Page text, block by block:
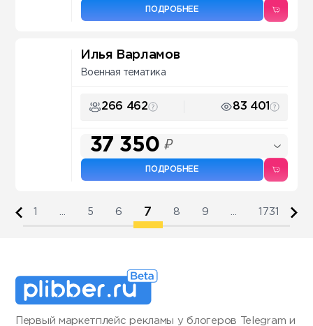
ПОДРОБНЕЕ
Илья Варламов
Военная тематика
266 462 83 401
37 350 ₽
ПОДРОБНЕЕ
5 6 7 8 9 1731
Первый маркетплейс рекламы у блогеров Telegram и